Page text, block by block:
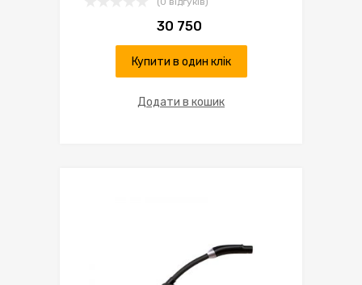
30 750
Купити в один клік
Додати в кошик